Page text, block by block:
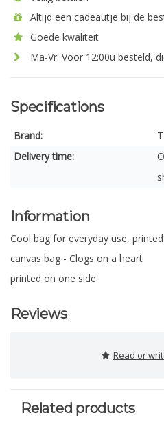
Altijd een cadeautje bij de
Goede kwaliteit
Ma-Vr: Voor 12:00u besteld,
Specifications
Brand:
Delivery time:
Information
Cool bag for everyday use,
canvas bag - Clogs on a heart
printed on one side
Reviews
Read or
Related products